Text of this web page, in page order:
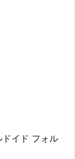
イド フォル